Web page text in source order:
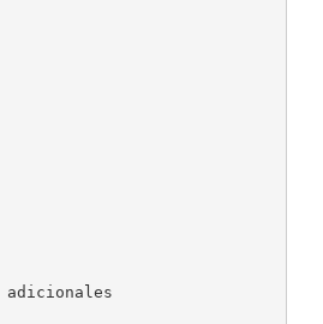
adicionales